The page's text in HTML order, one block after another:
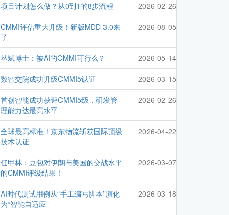
项目计划怎么做？从0到1的8步流程 2026-02-26
CMMI评估重大升级！新版MDD 3.0来
了
2026-08-05
丛斌博士：被AI的CMMI可行么？ 2026-05-14
数智交院成功升级CMMI5认证 2026-03-15
首创智能成功获评CMMI5级，研发管
理能力达最高水平
2026-02-26
全球最高标准！京东物流斩获国际顶级
技术认证
2026-04-22
任甲林：豆包对伊朗与美国的交战水平
的CMMI评级结果！
2026-03-07
AI时代测试用例从“手工编写脚本”演化
为“智能自适应”
2026-03-18